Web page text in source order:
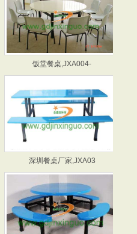
饭堂餐桌,JXA004-